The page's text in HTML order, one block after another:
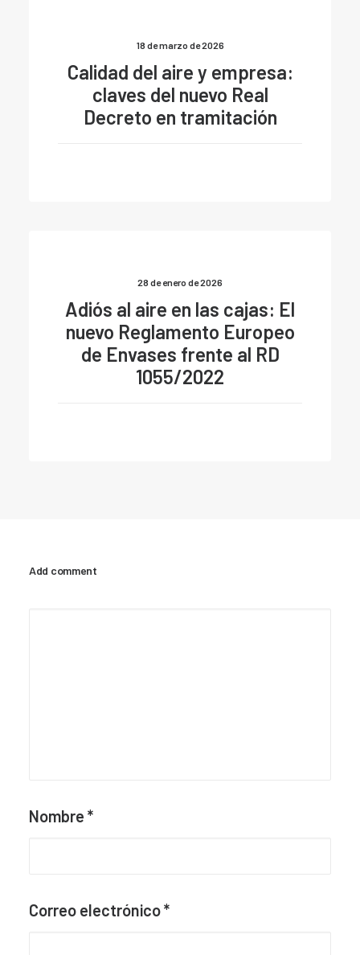
18 de marzo de 2026
Calidad del aire y empresa:
claves del nuevo Real
Decreto en tramitación
28 de enero de 2026
Adiós al aire en las cajas: El
nuevo Reglamento Europeo
de Envases frente al RD
1055/2022
Add comment
Nombre *
Correo electrónico*